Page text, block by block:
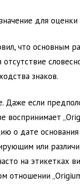
для оценки
что основным
знаков.
Даже если
о дате
или
на этикетках
отношении